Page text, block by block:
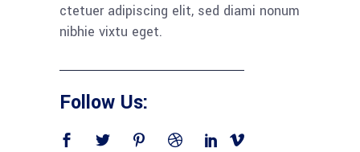
ctetuer adipiscing elit, sed diami nonum
nibhie vixtu eget.
Follow Us: